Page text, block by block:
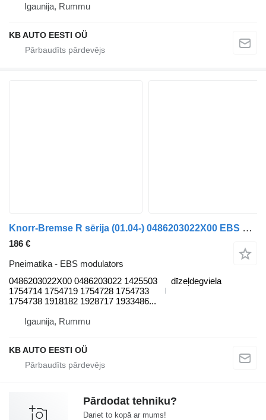
Igaunija, Rummu
KB AUTO EESTI OÜ
Knorr-Bremse R sērija (01.04-) 0486203022X00 EBS modulators paredzēts Scania P,G,R,T-series (2004-2017) kravas automašīnas
186 €
Pneimatika - EBS modulators
0486203022X00 0486203022 1425503
1754714 1754719 1754728 1754733
1754738 1918182 1928717 1933486...
dīzeļdegviela
Igaunija, Rummu
KB AUTO EESTI OÜ
Pārdodat tehniku?
Dariet to kopā ar mums!